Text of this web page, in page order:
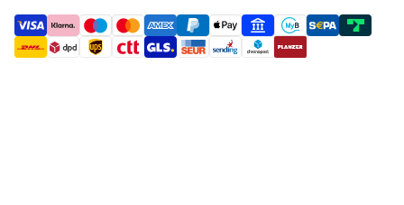
payment methods
shipment methods